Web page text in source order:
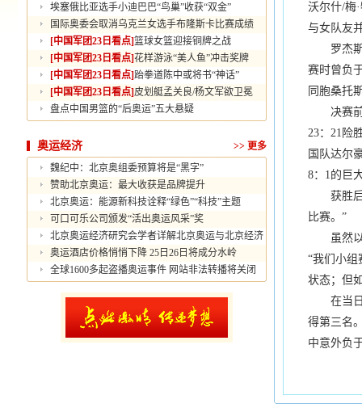
埃塞俄比亚选手小迪巴巴“鸟巢”收获“双金”
国际奥委会取消乌克兰女选手布隆斯卡比赛成绩
[中国军团23日看点]篮球女篮迎接铜牌之战
[中国军团23日看点]花样游泳“美人鱼”冲击奖牌
[中国军团23日看点]跆拳道陈中或将书“神话”
[中国军团23日看点]皮划艇孟关良/杨文军欲卫冕
盘点中国男篮的“后奥运”五大悬疑
奥运经济 >> 更多
魏纪中：北京奥组委预算将是“黑字”
赞助北京奥运：最大收获是品牌提升
北京奥运：能源新科技诠释“绿色”“科技”主题
可口可乐公司颁发“活出奥运风采”奖
北京奥运经济研究会学者详解北京奥运与北京经济
奥运酒店价格悄悄下降 25日26日将成分水岭
全球1600多起盗播奥运事件 网站非法转播将关闭
沃尔什/梅
与女队友
罗杰斯/
赛时曾负
同胞桑托
决赛前
23：21险
国队达尔
8：1的巨
获胜后
比赛。”
虽然以
“我们小
状态；但
在当日
得第三名
中意外负